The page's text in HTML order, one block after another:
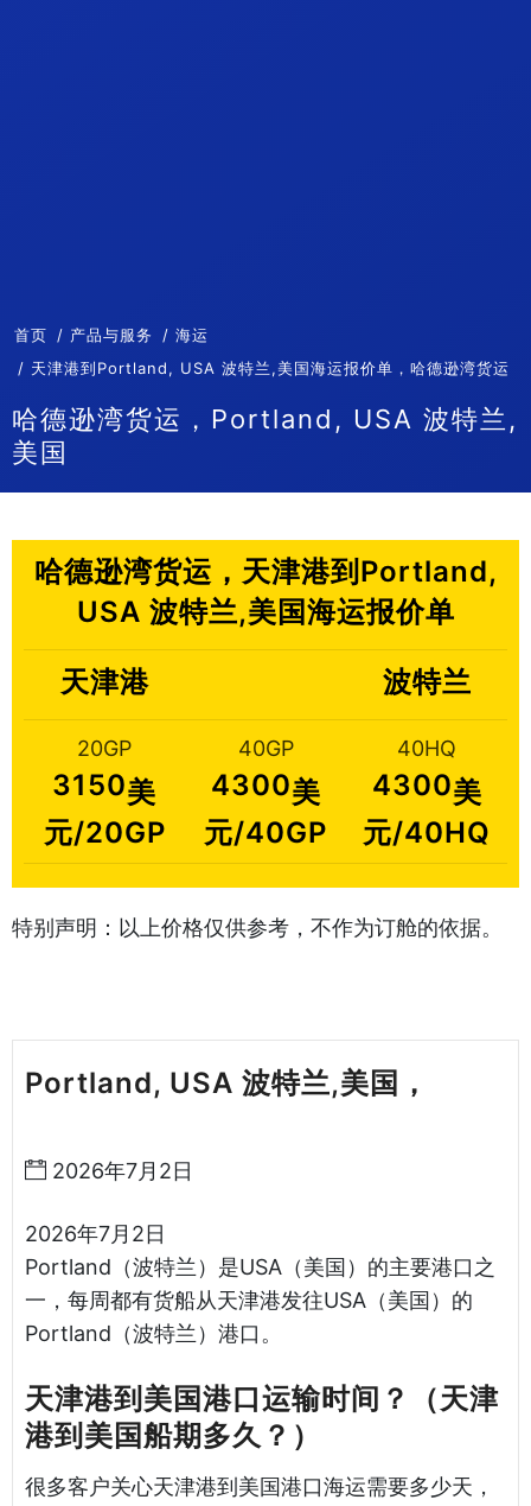
首页 产品与服务
海运
天津港到Portland, USA 波特兰,美国海运报价单，哈德逊湾货运
哈德逊湾货运，Portland, USA 波特兰,
美国
哈德逊湾货运，天津港到Portland,
USA 波特兰,美国海运报价单
天津港 波特兰
20GP
3150美
元/20GP
40GP
4300美
元/40GP
40HQ
4300美
元/40HQ
特别声明：以上价格仅供参考，不作为订舱的依据。
Portland, USA 波特兰,美国，
2026年7月2日
2026年7月2日
Portland（波特兰）是USA（美国）的主要港口之
一，每周都有货船从天津港发往USA（美国）的
Portland（波特兰）港口。
天津港到美国港口运输时间？（天津
港到美国船期多久？）
很多客户关心天津港到美国港口海运需要多少天，